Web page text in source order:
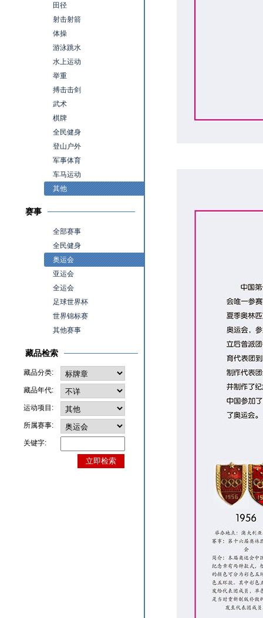
田径
射击射箭
体操
游泳跳水
水上运动
举重
搏击击剑
武术
棋牌
全民健身
登山户外
军事体育
车马运动
其他
赛事
全部赛事
全民健身
奥运会
亚运会
全运会
足球世界杯
世界锦标赛
其他赛事
藏品检索
藏品分类:
藏品年代:
运动项目:
所属赛事:
关键字: